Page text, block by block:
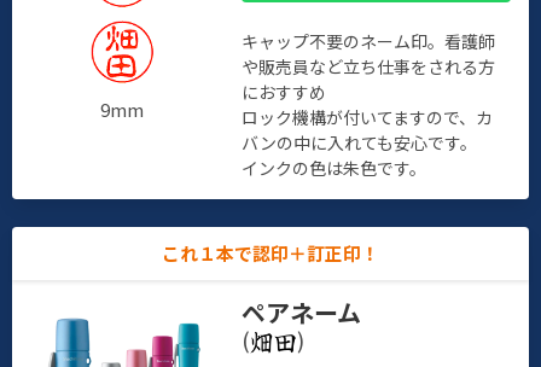
9mm
キャップ不要のネーム印。看護師
や販売員など立ち仕事をされる方
におすすめ
ロック機構が付いてますので、カ
バンの中に入れても安心です。
インクの色は朱色です。
これ１本で認印＋訂正印！
ペアネーム
(
)